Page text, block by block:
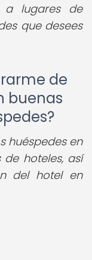
a lugares de
que desees
de
buenas
huéspedes en
hoteles, así
del hotel en